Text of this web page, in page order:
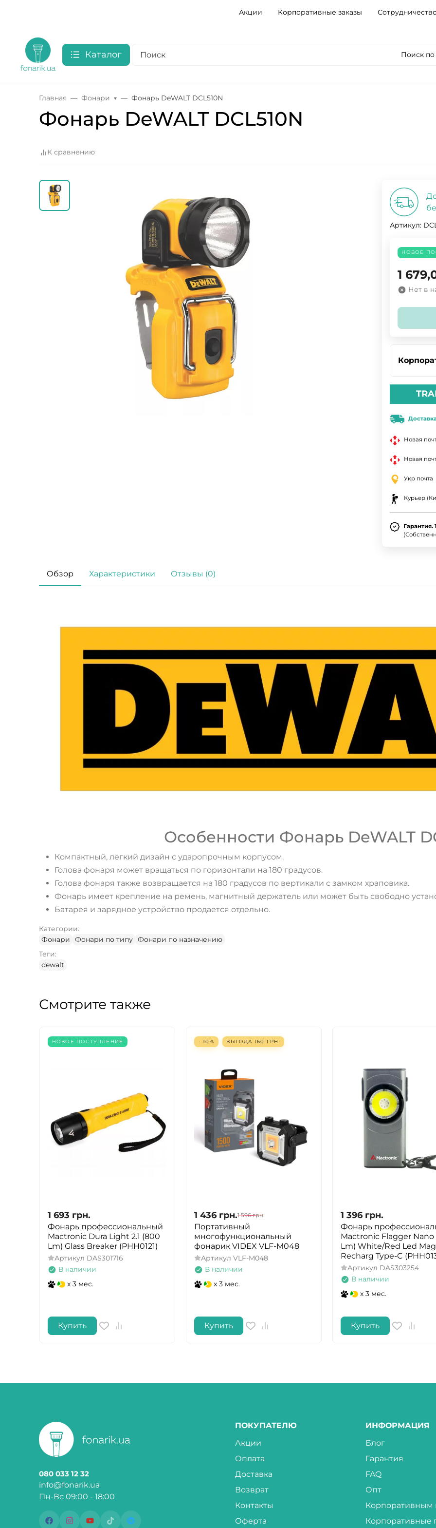
Акции Корпоративные заказы
Каталог Поиск по
Главная Фонари Фонарь DeWALT DCL510N
Фонарь DeWALT DCL510N
К сравнению
Артикул:
НОВОЕ
1
Нет в
Новая
Новая
Укр почта
Курьер
Гарантия.
Обзор Характеристики Отзывы (0)
Особенности Фонарь DeWALT
Компактный, легкий дизайн с ударопрочным корпусом.
Голова фонаря может вращаться по горизонтали на 180 градусов.
Голова фонаря также возвращается на 180 градусов по вертикали с замком храповика.
Фонарь имеет крепление на ремень, магнитный держатель или может быть свободно
Батарея и зарядное устройство продается отдельно.
Категории:
Фонари
Фонари по типу Фонари по назначению
Теги:
dewalt
Смотрите также
НОВОЕ ПОСТУПЛЕНИЕ
1 693 грн.
Фонарь профессиональный
Mactronic Dura Light 2.1 (800
Lm) Glass Breaker (PHH0121)
Артикул DAS301716
В наличии
x 3 мес.
Купить
- 10% ВЫГОДА 160 ГРН.
1 436 грн.1 596 грн.
Портативный
многофункциональный
фонарик VIDEX VLF-M048
Артикул VLF-M048
В наличии
x 3 мес.
Купить
1 396 грн.
Фонарь
Mactronic Flagger Nano
Lm) White/Red Led
Recharg Type-C
Артикул DAS303254
В наличии
x 3 мес.
Купить
080 033 12 32
info@fonarik.ua
Пн-Вс 09:00 - 18:00
ПОКУПАТЕЛЮ
Акции
Оплата
Доставка
Возврат
Контакты
Оферта
ИНФОРМАЦИЯ
Блог
Гарантия
FAQ
Опт
Корпоративным
Корпоративные
ДА